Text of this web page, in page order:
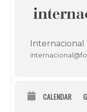
Internacional
CALENDAR